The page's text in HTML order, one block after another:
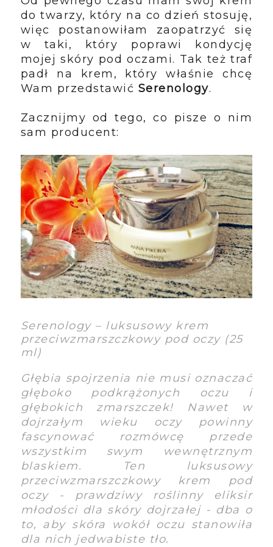
do twarzy, który na co dzień stosuję,
więc postanowiłam zaopatrzyć się
w taki, który poprawi kondycję
mojej skóry pod oczami. Tak też traf
padł na krem, który właśnie chcę
Wam przedstawić Serenology.
Zacznijmy od tego, co pisze o nim
sam producent:
Serenology – luksusowy krem
przeciwzmarszczkowy pod oczy (25
ml)
Głębia spojrzenia nie musi oznaczać
głęboko podkrążonych oczu i
głębokich zmarszczek! Nawet w
dojrzałym wieku oczy powinny
fascynować rozmówcę przede
wszystkim swym wewnętrznym
blaskiem. Ten luksusowy
przeciwzmarszczkowy krem pod
oczy - prawdziwy roślinny eliksir
młodości dla skóry dojrzałej - dba o
to, aby skóra wokół oczu stanowiła
dla nich jedwabiste tło.